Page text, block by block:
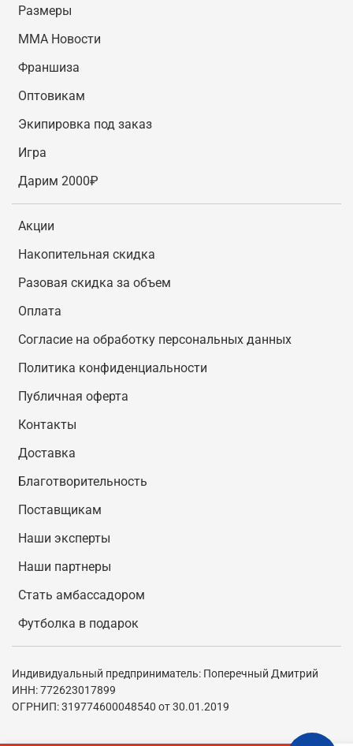
Размеры
MMA Новости
Франшиза
Оптовикам
Экипировка под заказ
Игра
Дарим 2000₽
Акции
Накопительная скидка
Разовая скидка за объем
Оплата
Согласие на обработку персональных данных
Политика конфиденциальности
Публичная оферта
Контакты
Доставка
Благотворительность
Поставщикам
Наши эксперты
Наши партнеры
Стать амбассадором
Футболка в подарок
Индивидуальный предприниматель: Поперечный Дмитрий
ИНН: 772623017899
ОГРНИП: 319774600048540 от 30.01.2019